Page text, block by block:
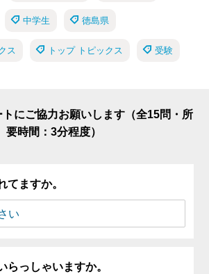
中学生 徳島県
ス トップ トピックス 受験
トにご協力お願いします（全15問・所
要時間：3分程度）
てますか。
らっしゃいますか。